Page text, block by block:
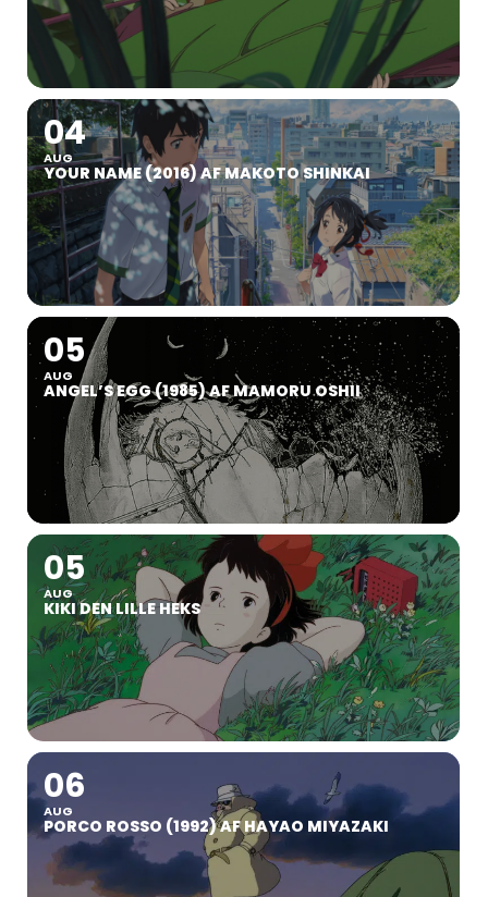
04
AUG
YOUR NAME (2016) AF MAKOTO SHINKAI
05
AUG
ANGEL’S EGG (1985) AF MAMORU OSHII
05
AUG
KIKI DEN LILLE HEKS
06
AUG
PORCO ROSSO (1992) AF HAYAO MIYAZAKI